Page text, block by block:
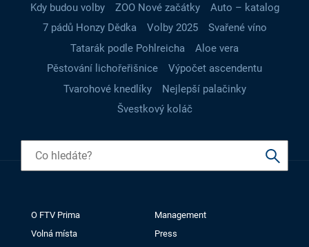
Kdy budou volby
ZOO Nové začátky
Auto – katalog
7 pádů Honzy Dědka
Volby 2025
Svařené víno
Tatarák podle Pohlreicha
Aloe vera
Pěstování lichořeřišnice
Výpočet ascendentu
Tvarohové knedlíky
Nejlepší palačinky
Švestkový koláč
O FTV Prima
Management
Volná místa
Press